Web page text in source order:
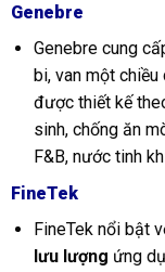
Genebre
Genebre cung
bi, van một
được thiết kế
sinh, chống ăn
F&B, nước tinh
FineTek
FineTek nổi bật
lưu lượng ứng